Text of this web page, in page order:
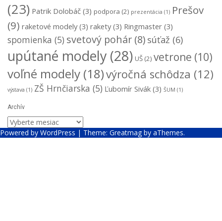
(23) Patrik Dolobáč (3) podpora (2) prezentácia (1) Prešov
(9) raketové modely(3) rakety(3) Ringmaster (3)
spomienka (5) svetový pohár (8) súťaž (6)
upútané modely (28) UŠ (2) vetrone (10)
voľné modely (18)výročná schôdza (12)
výstava (1) ZŠ Hrnčiarska (5) Ľubomír Sivák (3) ŠUM (1)
Archív
Archív
Powered by WordPress | Theme: Greatmagby aThemes.